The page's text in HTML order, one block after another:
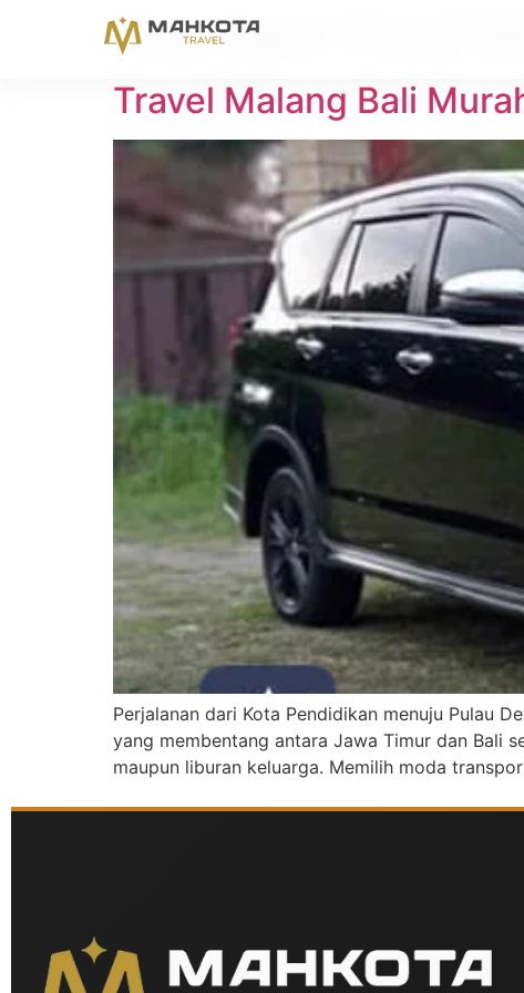
Tag:Agen Travel
Travel Malang Bali
Perjalanan dari Kota Pendidikan menuju Pulau
yang membentang antara Jawa Timur dan Bali
maupun liburan keluarga. Memilih moda